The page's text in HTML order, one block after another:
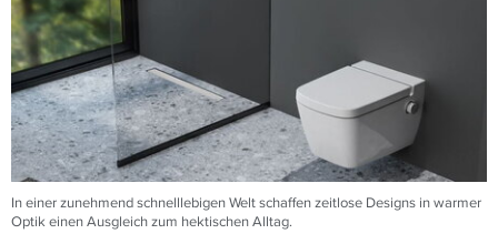
In einer zunehmend schnelllebigen Welt schaffen zeitlose Designs in warmer
Optik einen Ausgleich zum hektischen Alltag.